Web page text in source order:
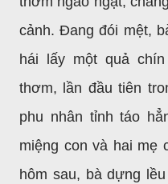
cảnh. Đang đói mệt,
hái lấy một quả
thơm, lần đầu tiên
phu nhân tỉnh táo
miệng con và hai mẹ
hôm sau, bà dựng